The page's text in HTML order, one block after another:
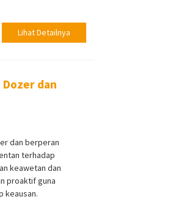
Lihat Detailnya
dan
dan berperan
terhadap
keawetan dan
proaktif guna
keausan.